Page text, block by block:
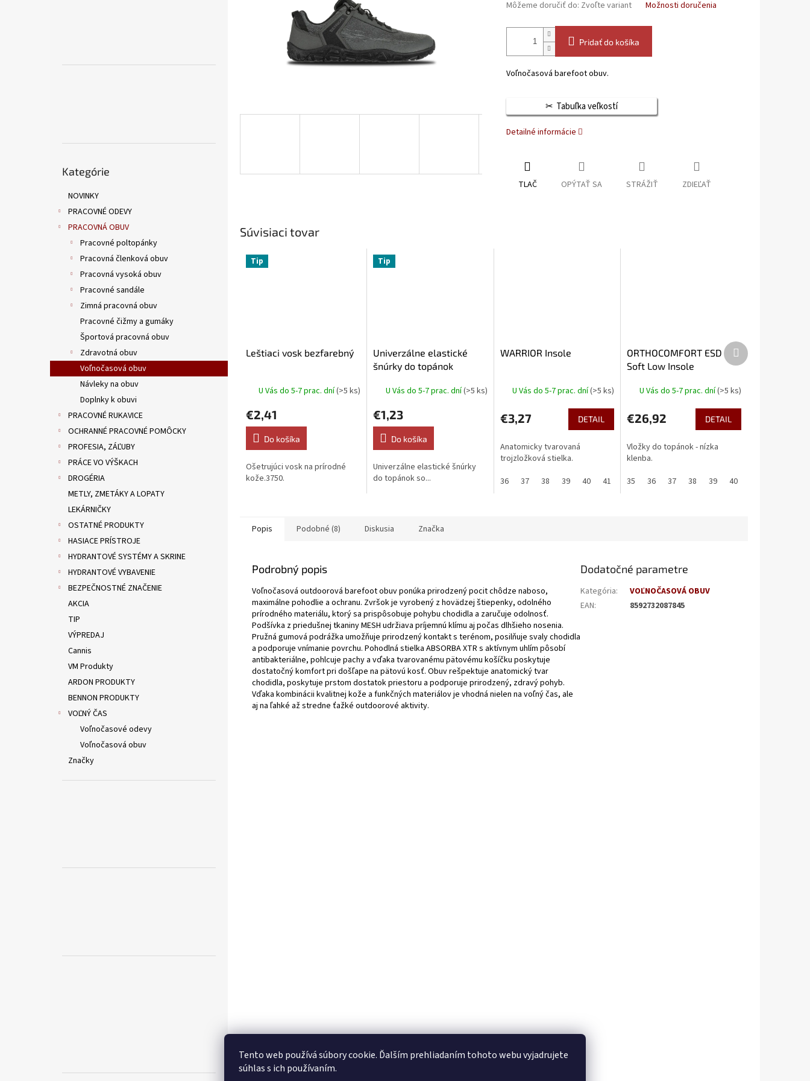
Tento web používá súbory cookie. Ďalším prehliadaním tohoto webu vyjadrujete
súhlas s ich používaním.
kategórie
Kategórie
NOVINKY
PRACOVNÉ ODEVY
PRACOVNÁ OBUV
Pracovné poltopánky
Pracovná členková obuv
Pracovná vysoká obuv
Pracovné sandále
Zimná pracovná obuv
Pracovné čižmy a gumáky
Športová pracovná obuv
Zdravotná obuv
Voľnočasová obuv
Návleky na obuv
Doplnky k obuvi
PRACOVNÉ RUKAVICE
OCHRANNÉ PRACOVNÉ POMÔCKY
PROFESIA, ZÁĽUBY
PRÁCE VO VÝŠKACH
DROGÉRIA
METLY, ZMETÁKY A LOPATY
LEKÁRNIČKY
OSTATNÉ PRODUKTY
HASIACE PRÍSTROJE
HYDRANTOVÉ SYSTÉMY A SKRINE
HYDRANTOVÉ VYBAVENIE
BEZPEČNOSTNÉ ZNAČENIE
AKCIA
TIP
VÝPREDAJ
Cannis
VM Produkty
ARDON PRODUKTY
BENNON PRODUKTY
VOĽNÝ ČAS
Voľnočasové odevy
Voľnočasová obuv
Značky
Môžeme doručiť do: Zvoľte variant Možnosti doručenia
Pridať do košíka
Voľnočasová barefoot obuv.
Tabuľka veľkostí
Detailné informácie
TLAČ OPÝTAŤ SA STRÁŽIŤ ZDIEĽAŤ
Súvisiaci tovar
Tip
Leštiaci vosk bezfarebný
U Vás do 5-7 prac. dní(>5 ks)
€2,41
Do košíka
Ošetrujúci vosk na prírodné
kože.3750.
Tip
Univerzálne elastické
šnúrky do topánok
U Vás do 5-7 prac. dní(>5 ks)
€1,23
Do košíka
Univerzálne elastické šnúrky
do topánok so...
WARRIOR Insole
U Vás do 5-7 prac. dní(>5 ks)
€3,27 DETAIL
Anatomicky tvarovaná
trojzložková stielka.
36
37 38 39 40 41 42 43 44 45 46 47
ORTHOCOMFORT ESD
Soft Low Insole
U Vás do 5-7 prac. dní(>5 ks)
€26,92 DETAIL
Vložky do topánok - nízka
klenba.
35
36 37 38 39 40
Ďalší
produkt
Popis Podobné (8) Diskusia Značka
Podrobný popis
Voľnočasová outdoorová barefoot obuv ponúka prirodzený pocit chôdze naboso,
maximálne pohodlie a ochranu. Zvršok je vyrobený z hovädzej štiepenky, odolného
prírodného materiálu, ktorý sa prispôsobuje pohybu chodidla a zaručuje odolnosť.
Podšívka z priedušnej tkaniny MESH udržiava príjemnú klímu aj počas dlhšieho nosenia.
Pružná gumová podrážka umožňuje prirodzený kontakt s terénom, posilňuje svaly chodidla
a podporuje vnímanie povrchu. Pohodlná stielka ABSORBA XTR s aktívnym uhlím pôsobí
antibakteriálne, pohlcuje pachy a vďaka tvarovanému pätovému košíčku poskytuje
dostatočný komfort pri došľape na pätovú kosť. Obuv rešpektuje anatomický tvar
chodidla, poskytuje prstom dostatok priestoru a podporuje prirodzený, zdravý pohyb.
Vďaka kombinácii kvalitnej kože a funkčných materiálov je vhodná nielen na voľný čas, ale
aj na ľahké až stredne ťažké outdoorové aktivity.
Dodatočné parametre
Kategória:
VOĽNOČASOVÁ OBUV
EAN: 8592732087845